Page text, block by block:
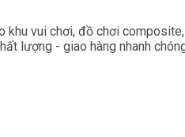
vui chơi, đồ chơi
lượng - giao hàng nhanh